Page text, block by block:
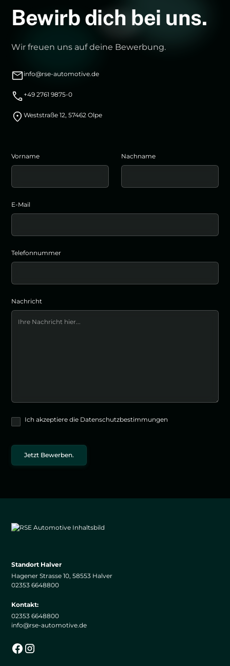
Bewirb dich bei uns.
Wir freuen uns auf deine Bewerbung.
info@rse-automotive.de
+49 2761 9875-0
Weststraße 12, 57462 Olpe
Vorname Nachname
E-Mail
Telefonnummer
Nachricht
Ich akzeptiere die Datenschutzbestimmungen
Standort Halver
Hagener Strasse 10, 58553 Halver
02353 6648800
Kontakt:
02353 6648800
info@rse-automotive.de